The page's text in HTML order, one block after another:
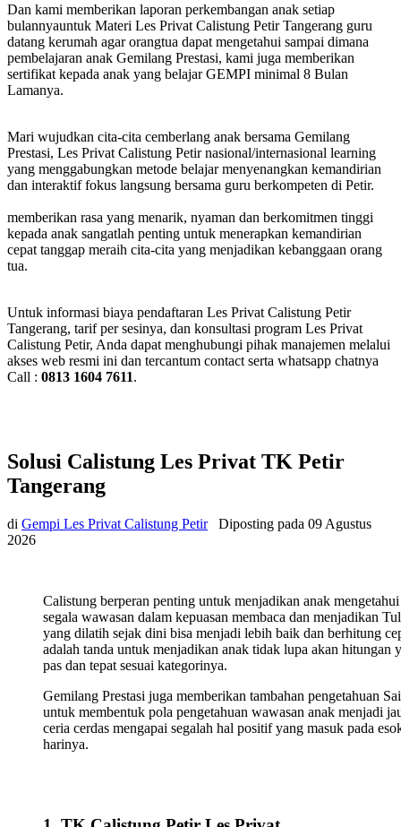
Dan kami memberikan laporan perkembangan anak setiap
bulannyauntuk Materi Les Privat Calistung Petir Tangerang guru
datang kerumah agar orangtua dapat mengetahui sampai dimana
pembelajaran anak Gemilang Prestasi, kami juga memberikan
sertifikat kepada anak yang belajar GEMPI minimal 8 Bulan
Lamanya.
Mari wujudkan cita-cita cemberlang anak bersama Gemilang
Prestasi, Les Privat Calistung Petir nasional/internasional learning
yang menggabungkan metode belajar menyenangkan kemandirian
dan interaktif fokus langsung bersama guru berkompeten di Petir.
memberikan rasa yang menarik, nyaman dan berkomitmen tinggi
kepada anak sangatlah penting untuk menerapkan kemandirian
cepat tanggap meraih cita-cita yang menjadikan kebanggaan orang
tua.
Untuk informasi biaya pendaftaran Les Privat Calistung Petir
Tangerang, tarif per sesinya, dan konsultasi program Les Privat
Calistung Petir, Anda dapat menghubungi pihak manajemen melalui
akses web resmi ini dan tercantum contact serta whatsapp chatnya
Call : 0813 1604 7611.
Solusi Calistung Les Privat TK Petir
Tangerang
di Gempi Les Privat Calistung Petir Diposting pada 09 Agustus
2026
Calistung berperan penting untuk menjadikan anak mengetahui
segala wawasan dalam kepuasan membaca dan menjadikan
yang dilatih sejak dini bisa menjadi lebih baik dan berhitung
adalah tanda untuk menjadikan anak tidak lupa akan hitungan
pas dan tepat sesuai kategorinya.
Gemilang Prestasi juga memberikan tambahan pengetahuan
untuk membentuk pola pengetahuan wawasan anak menjadi
ceria cerdas mengapai segalah hal positif yang masuk pada
harinya.